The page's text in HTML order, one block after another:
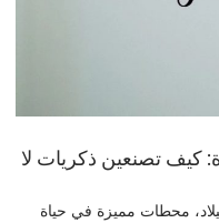
كيف تصنعين ذكريات لا
محطات مميزة في حياة